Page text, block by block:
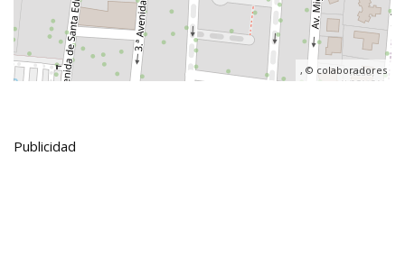
, © colaboradores
Publicidad